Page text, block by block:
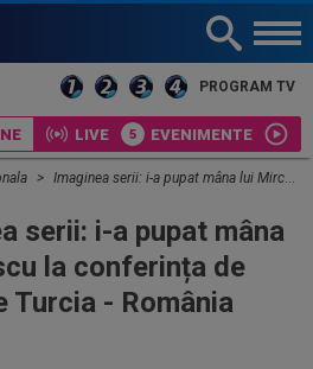
PROGRAM TV
LIVE EVENIMENTE
Imaginea serii: i-a pupat mâna lui Mircea Lucescu la conferința de presă, înainte de Turcia - România
serii: i-a pupat mâna
la conferința de
Turcia - România